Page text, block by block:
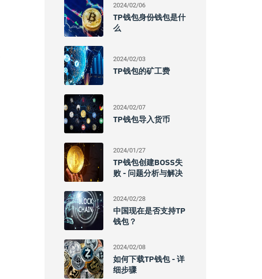
2024/02/06
TP钱包身份钱包是什
么
2024/02/03
TP钱包的矿工费
2024/02/07
TP钱包导入货币
2024/01/27
TP钱包创建BOSS失
败 - 问题分析与解决
2024/02/28
中国现在是否支持TP
钱包？
2024/02/08
如何下载TP钱包 - 详
细步骤